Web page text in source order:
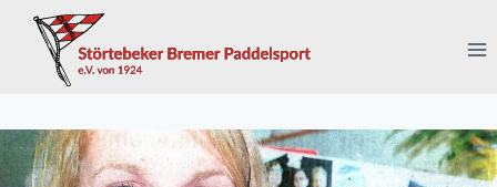
Inhalt
springen